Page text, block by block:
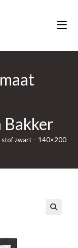
Bakker
zwart – 140×200 cm